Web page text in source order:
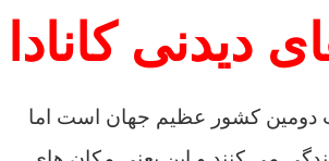
دیدنی کانادا
دومین کشور عظیم جهان است اما